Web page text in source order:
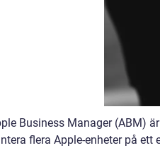
Business Manager (ABM)
flera Apple-enheter på